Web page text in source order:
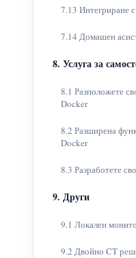
7.13 Интегриране
7.14 Домашен
8. Услуга за
8.1 Разположете
Docker
8.2 Разширена
Docker
8.3 Разработете
9. Други
9.1 Локален
9.2 Двойно CT